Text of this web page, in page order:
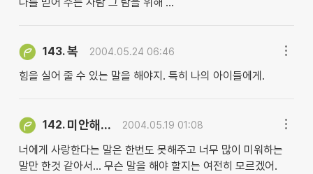
143.복 2004.05.24 06:46
힘을 실어 줄 수 있는 말을 해야지. 특히 나의 아이들에게.
142. 미안해... 2004.05.19 01:08
너에게 사랑한다는 말은 한번도 못해주고 너무 많이 미워하는
말만 한것 같아서... 무슨 말을 해야 할지는 여전히 모르겠어.